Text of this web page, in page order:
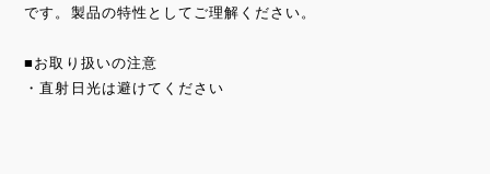
です。製品の特性としてご理解ください。
■お取り扱いの注意
・直射日光は避けてください